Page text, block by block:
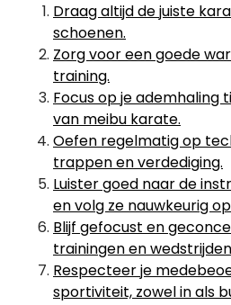
Draag altijd de juiste
schoenen.
Zorg voor een goede
training.
Focus op je ademhaling
van meibu karate.
Oefen regelmatig op
trappen en verdediging.
Luister goed naar de
en volg ze nauwkeurig
Blijf gefocust en
trainingen en
Respecteer je
sportiviteit, zowel in als